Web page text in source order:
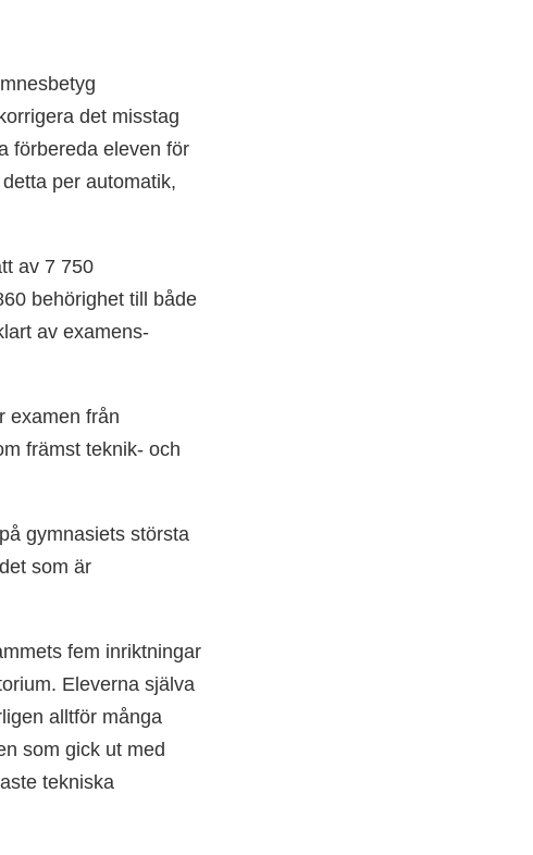
det misstag
förbereda eleven för
per automatik,
av 7 750
behörighet till både
av examens­
examen från
främst teknik- och
gymnasiets största
som är
fem inriktningar
Eleverna själva
alltför många
som gick ut med
tekniska